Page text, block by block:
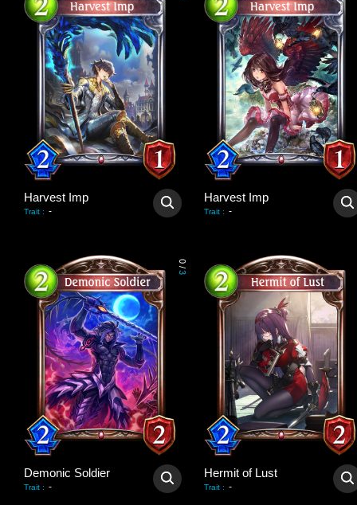
Harvest Imp
Trait : -
Harvest Imp
Trait : -
0
/
3
Demonic Soldier
Trait : -
Hermit of Lust
Trait : -